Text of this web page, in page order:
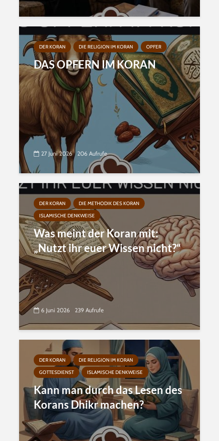
DER KORAN DIE RELIGION IM KORAN OPFER
DAS OPFERN IM KORAN
27 Juni 2026 206 Aufrufe
DER KORAN
DIE METHODIK DES KORAN
ISLAMISCHE DENKWEISE
Was meint der Koran mit:
„Nutzt ihr euer Wissen nicht?“
6 Juni 2026 239 Aufrufe
DER KORAN
DIE RELIGION IM KORAN
GOTTESDIENST
ISLAMISCHE DENKWEISE
Kann man durch das Lesen des
Korans Dhikr machen?